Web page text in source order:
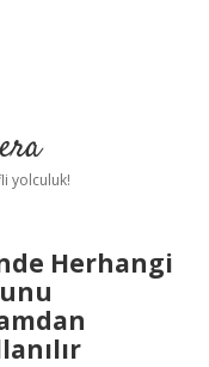
yolculuk!
Herhangi